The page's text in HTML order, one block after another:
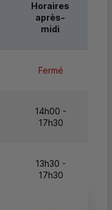
Horaires
après-
midi
Fermé
14h00 -
17h30
13h30 -
17h30